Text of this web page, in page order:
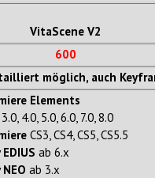
VitaScene V2
600
möglich, auch
Elements
4.0, 5.0, 6.0, 7.0, 8.0
CS3, CS4, CS5, CS5.5
ab 6.x
ab 3.x